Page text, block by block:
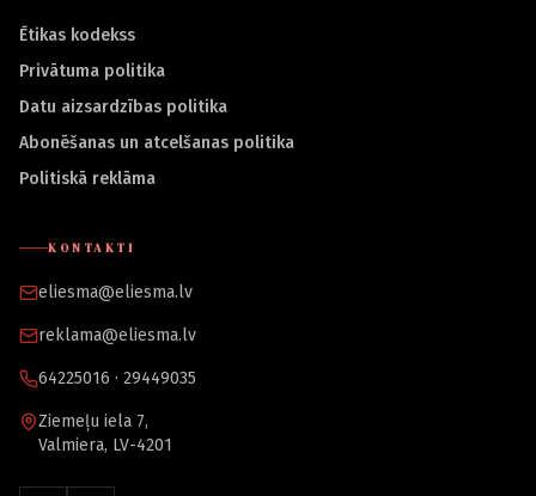
Ētikas kodekss
Privātuma politika
Datu aizsardzības politika
Abonēšanas un atcelšanas politika
Politiskā reklāma
KONTAKTI
eliesma@eliesma.lv
reklama@eliesma.lv
64225016 · 29449035
Ziemeļu iela 7,
Valmiera, LV-4201